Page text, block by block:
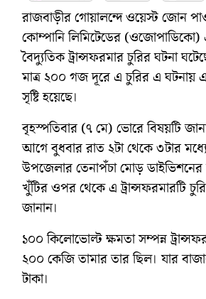
রাজবাড়ীর গোয়ালন্দে ওয়েস্ট জোন
কোম্পানি লিমিটেডের
বৈদ্যুতিক ট্রান্সফরমার চুরির ঘটনা
মাত্র ২০০ গজ দূরে এ চুরির এ ঘটনায়
সৃষ্টি হয়েছে।
বৃহস্পতিবার (৭ মে) ভোরে বিষয়টি
আগে বুধবার রাত ২টা থেকে ৩টার
উপজেলার তেনাপঁচা মোড় ডাইভিশনের
খুঁটির ওপর থেকে এ ট্রান্সফরমারটি চুরি
জানান।
১০০ কিলোভোল্ট ক্ষমতা সম্পন্ন
২০০ কেজি তামার তার ছিল। যার
টাকা।